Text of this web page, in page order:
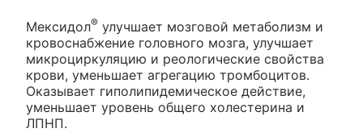
Мексидол® улучшает мозговой метаболизм и
кровоснабжение головного мозга, улучшает
микроциркуляцию и реологические свойства
крови, уменьшает агрегацию тромбоцитов.
Оказывает гиполипидемическое действие,
уменьшает уровень общего холестерина и
ЛПНП.